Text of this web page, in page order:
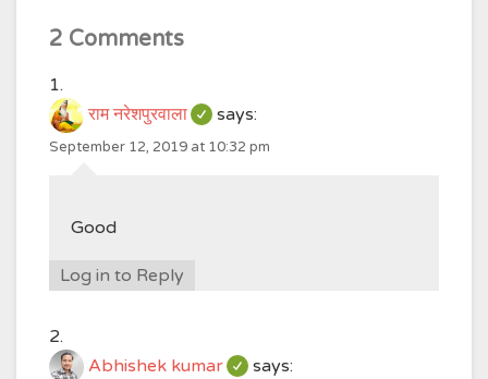
2 Comments
राम नरेशपुरवाला says:
September 12, 2019 at 10:32 pm
Good
Log in to Reply
Abhishek kumar says: